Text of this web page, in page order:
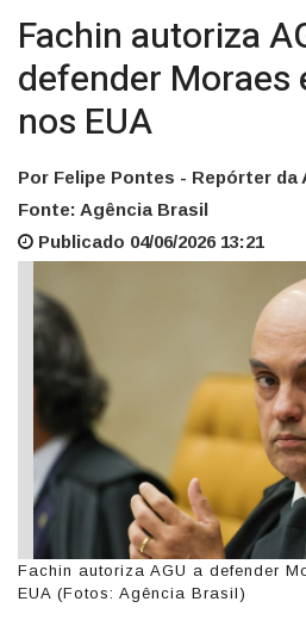
Fachin autoriza
defender Moraes
nos EUA
Por Felipe Pontes - Repórter da
Fonte: Agência Brasil
Publicado 04/06/2026 13:21
Fachin autoriza AGU a defender
EUA (Fotos: Agência Brasil)